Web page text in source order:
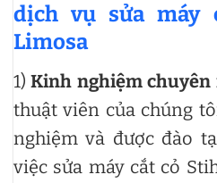
dịch vụ sửa máy
Limosa
1)Kinh nghiệm chuyên
thuật viên của chúng
nghiệm và được đào
việc sửa máy cắt cỏ